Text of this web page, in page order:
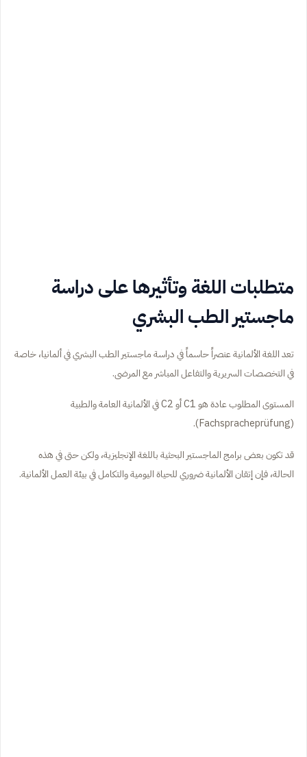
متطلبات اللغة وتأثيرها على دراسة
ماجستير الطب البشري
تعد اللغة الألمانية عنصراً حاسماً في دراسة ماجستير الطب البشري في ألمانيا، خاصة
في التخصصات السريرية والتفاعل المباشر مع المرضى.
المستوى المطلوب عادة هو C1 أو C2 في الألمانية العامة والطبية
(Fachspracheprüfung).
قد تكون بعض برامج الماجستير البحثية باللغة الإنجليزية، ولكن حتى في هذه
الحالة، فإن إتقان الألمانية ضروري للحياة اليومية والتكامل في بيئة العمل الألمانية.